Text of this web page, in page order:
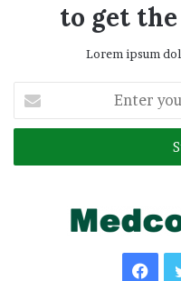
to get
Lorem ipsum
your
Email